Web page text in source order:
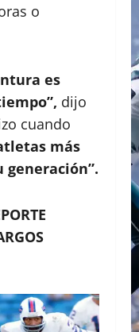
o
es
dijo
cuando
más
generación”.